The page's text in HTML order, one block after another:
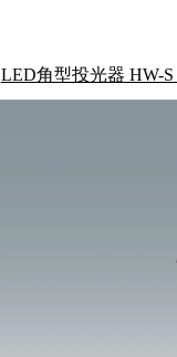
LED角型投光器 HW-S